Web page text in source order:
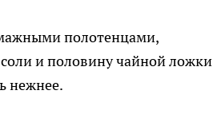
полотенцами,
и половину чайной ложки
нежнее.